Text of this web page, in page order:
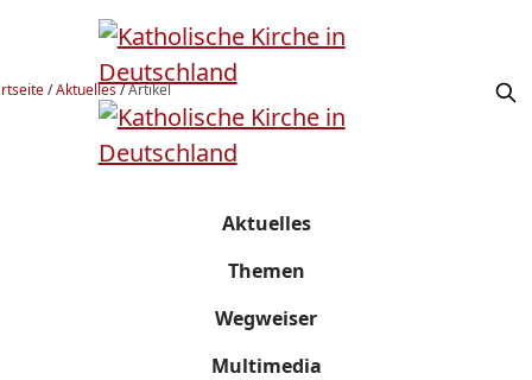
/Aktuelles/Artikel
Aktuelles
Themen
Wegweiser
Multimedia